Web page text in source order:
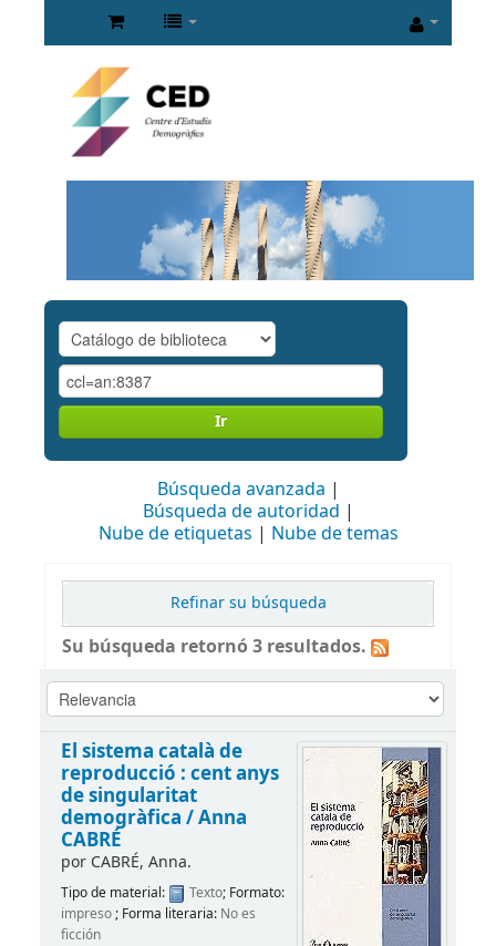
Ir
Búsqueda avanzada
Búsqueda de autoridad
Nube de etiquetas
Nube de temas
Refinar su búsqueda
Su búsqueda retornó 3 resultados.
El sistema català de
reproducció : cent anys
de singularitat
demogràfica /Anna
CABRÉ
por CABRÉ, Anna.
Tipo de material: Texto; Formato:
impreso; Forma literaria: No es
ficción